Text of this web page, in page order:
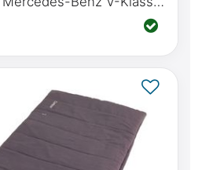
Activity (W447) &